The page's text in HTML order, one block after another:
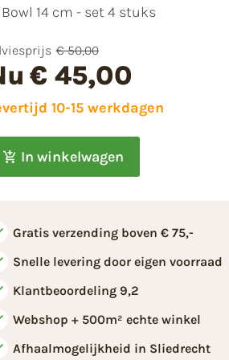
Bowl 14 cm - set 4 stuks
€ 50,00
€ 45,00
10-15 werkdagen
In winkelwagen
Gratis verzending boven € 75,-
Snelle levering door eigen voorraad
Klantbeoordeling 9,2
Webshop + 500m² echte winkel
Afhaalmogelijkheid in Sliedrecht